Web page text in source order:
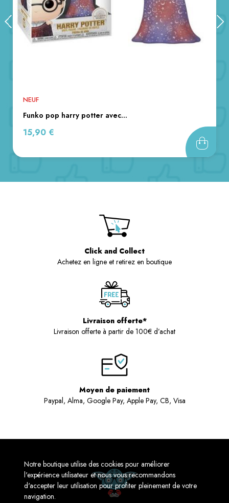
NEUF
funko pop harry potter avec...
Prix
15,90 €
Click and Collect
Achetez en ligne et retirez en boutique
Livraison offerte*
Livraison offerte à partir de 100€ d’achat
Moyen de paiement
Paypal, Alma, Google Pay, Apple Pay, CB, Visa
Notre boutique utilise des cookies pour améliorer
l'expérience utilisateur et nous vous recommandons
d'accepter leur utilisation pour profiter pleinement de votre
navigation.